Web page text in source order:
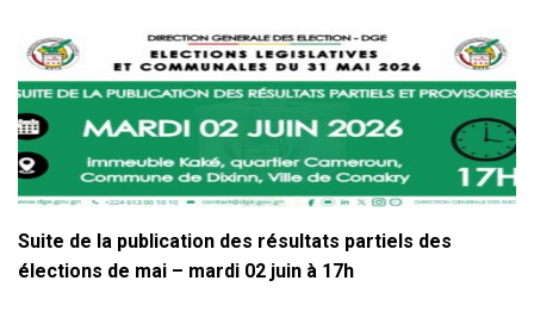
Suite de la publication des résultats partiels des
élections de mai – mardi 02 juin à 17h